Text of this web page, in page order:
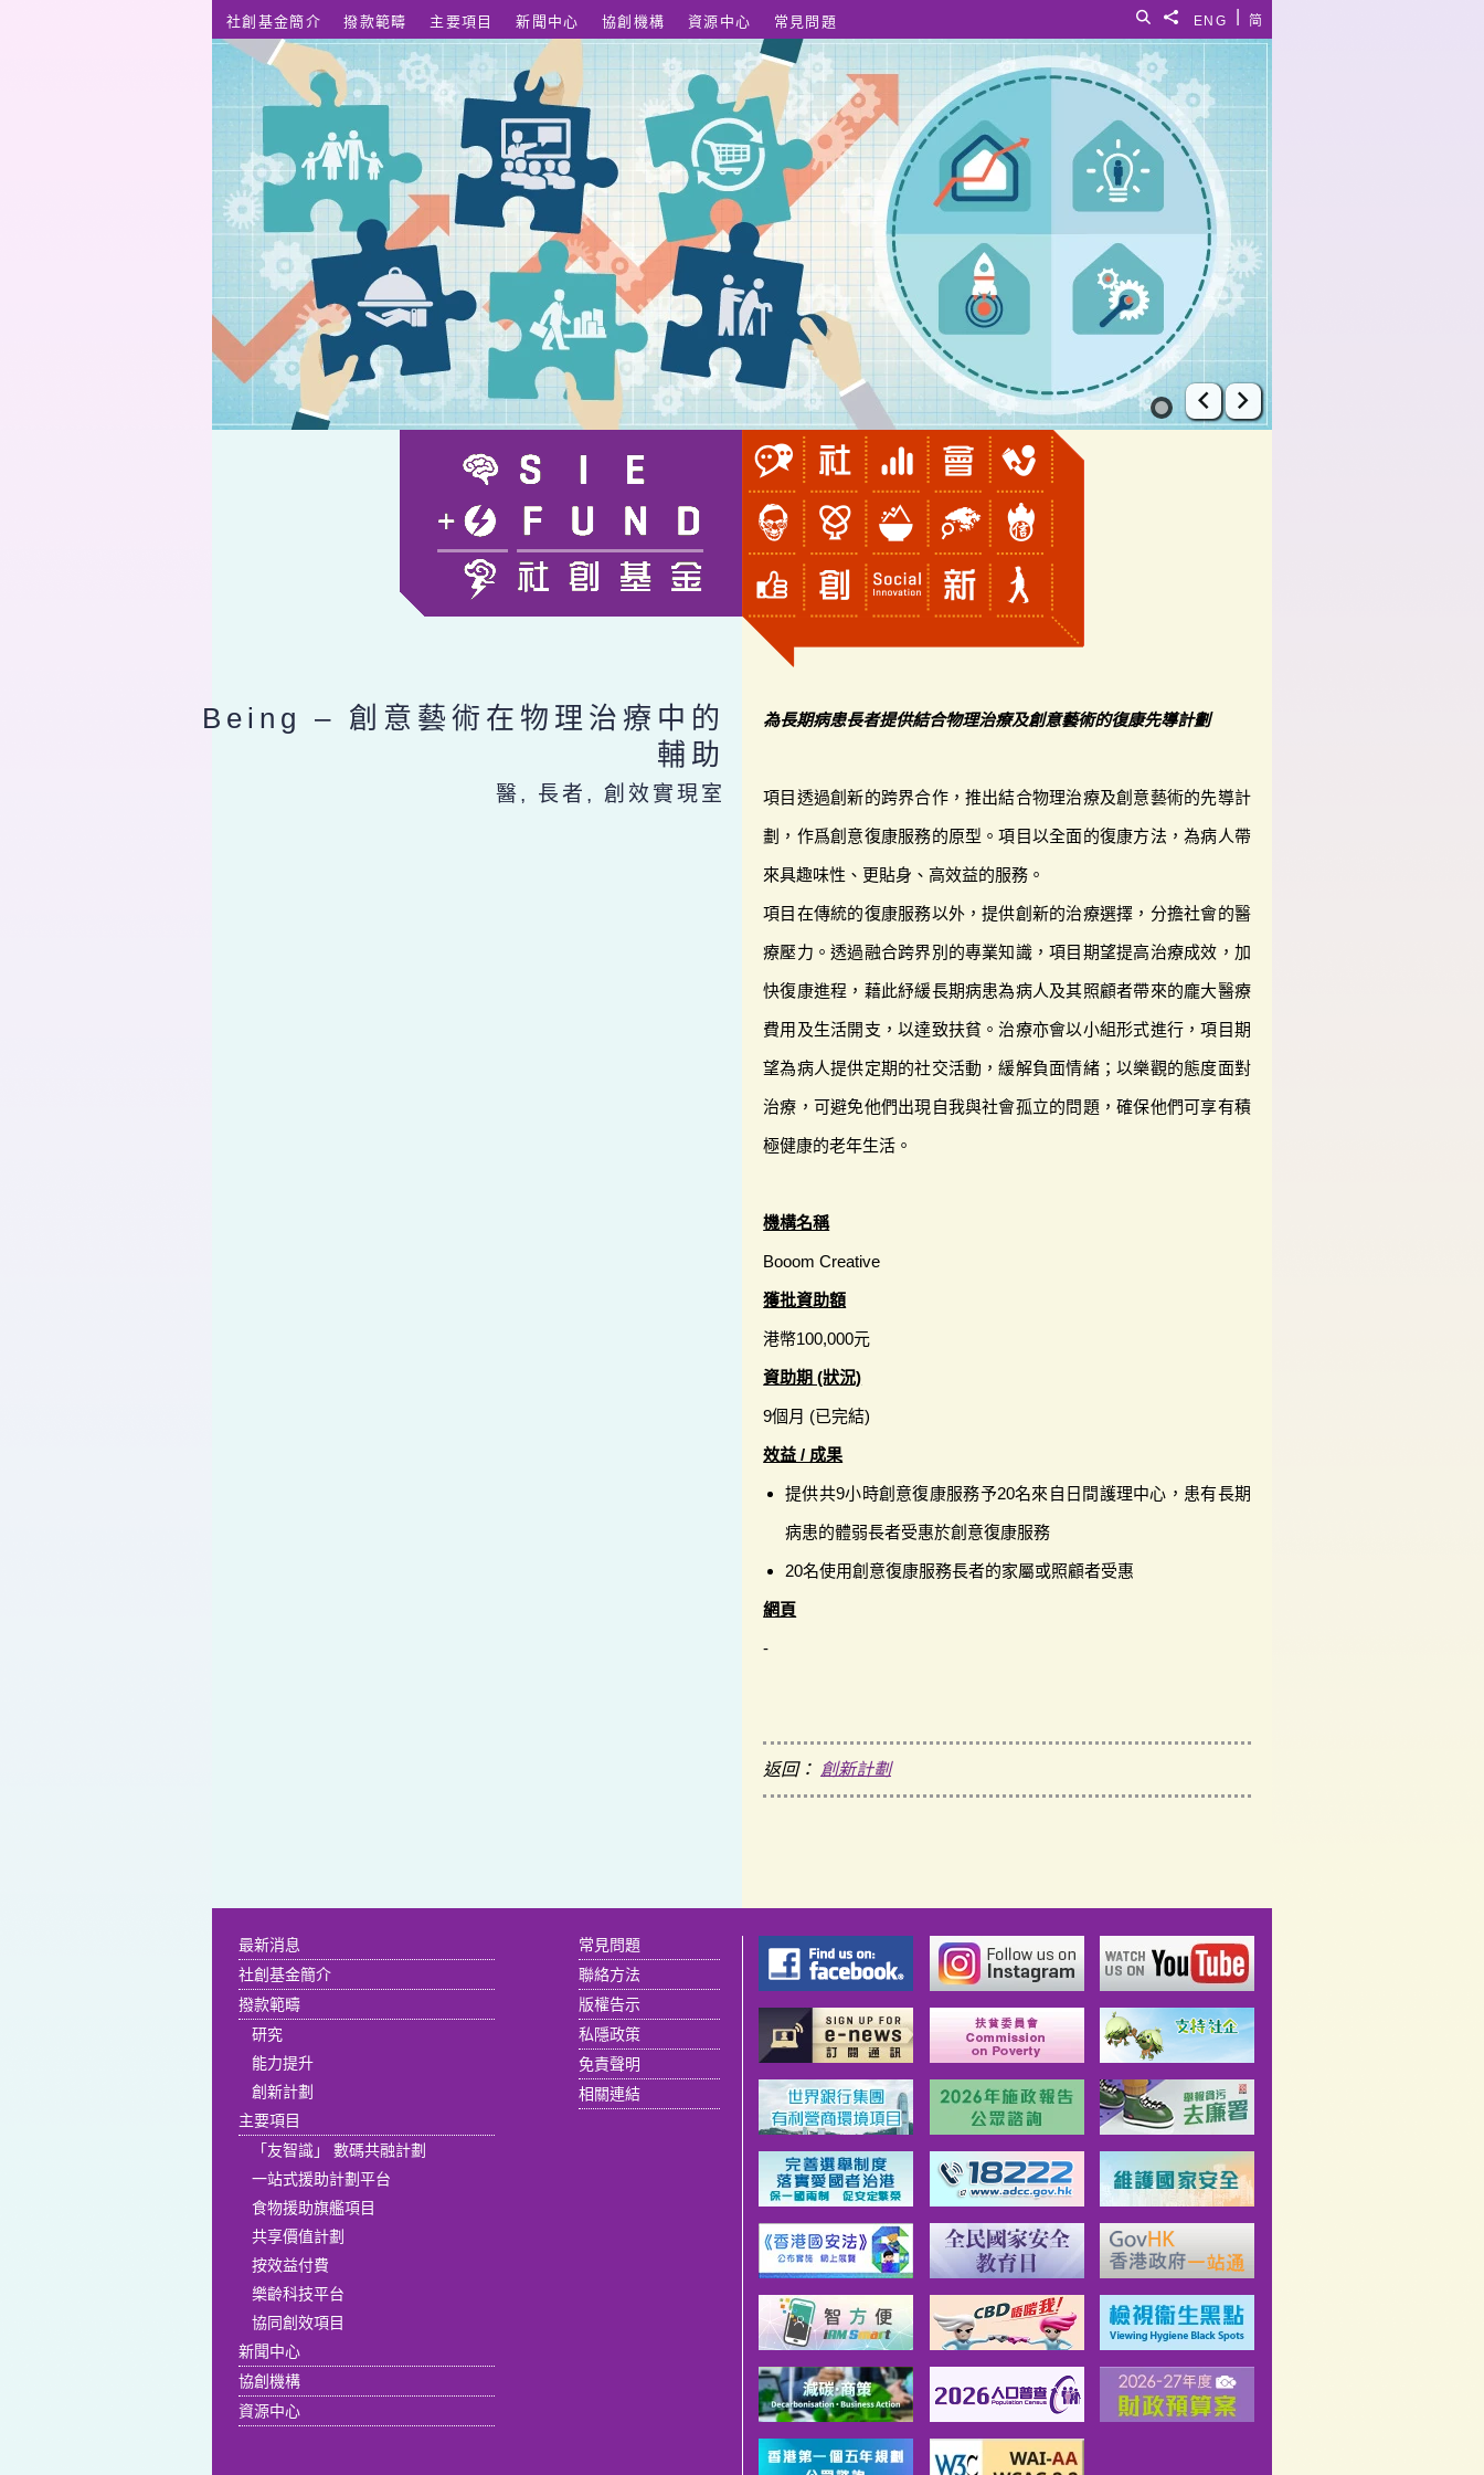
简
ENG
分享給
搜尋
社創基金簡介 撥款範疇 主要項目 新聞中心 協創機構 資源中心 常見問題
Being – 創意藝術在物理治療中的輔助
上一張幻燈片
下一張幻燈片
Being – 創意藝術在物理治療中的
輔助
醫, 長者, 創效實現室
為長期病患長者提供結合物理治療及創意藝術的復康先導計劃
項目透過創新的跨界合作，推出結合物理治療及創意藝術的先導計
劃，作爲創意復康服務的原型。項目以全面的復康方法，為病人帶
來具趣味性、更貼身、高效益的服務。
項目在傳統的復康服務以外，提供創新的治療選擇，分擔社會的醫
療壓力。透過融合跨界別的專業知識，項目期望提高治療成效，加
快復康進程，藉此紓緩長期病患為病人及其照顧者帶來的龐大醫療
費用及生活開支，以達致扶貧。治療亦會以小組形式進行，項目期
望為病人提供定期的社交活動，緩解負面情緒；以樂觀的態度面對
治療，可避免他們出現自我與社會孤立的問題，確保他們可享有積
極健康的老年生活。
機構名稱
Booom Creative
獲批資助額
港幣100,000元
資助期 (狀況)
9個月 (已完結)
效益 / 成果
提供共9小時創意復康服務予20名來自日間護理中心，患有長期
病患的體弱長者受惠於創意復康服務
20名使用創意復康服務長者的家屬或照顧者受惠
網頁
-
返回： 創新計劃
最新消息
社創基金簡介
撥款範疇
研究
能力提升
創新計劃
主要項目
「友智識」 數碼共融計劃
一站式援助計劃平台
食物援助旗艦項目
共享價值計劃
按效益付費
樂齡科技平台
協同創效項目
新聞中心
協創機構
資源中心
常見問題
聯絡方法
版權告示
私隱政策
免責聲明
相關連結